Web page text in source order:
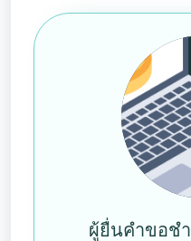
ผู้ยื่นคำขอช